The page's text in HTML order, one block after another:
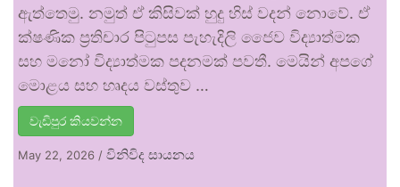
ඇත්තෙමු. නමුත් ඒ කිසිවක් හුදු හිස් වදන් නොවේ. ඒ
ක්ෂණික ප්‍රතිචාර පිටුපස පැහැදිලි ජෛව විද්‍යාත්මක
සහ මනෝ විද්‍යාත්මක පදනමක් පවතී. මෙයින් අපගේ
මොළය සහ හෘදය වස්තුව …
වැඩිපුර කියවන්න
May 22, 2026 / විනිවිද සායනය